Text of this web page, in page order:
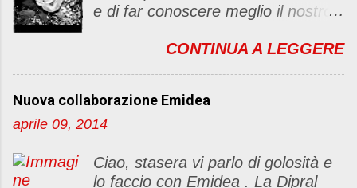
m
m
t
o
e di far conoscere meglio il nostro
un "party" dell'amicizia .... Mi
post, ma anche di sentimenti ed
emozioni. Non siete obbligate a
avete il tempo bene, altrimenti no
problem. :D Le regole sono le
CONTINUA A LEGGERE
Nuova collaborazione Emidea
aprile 09, 2014
Ciao, stasera vi parlo di golosità e
lo faccio con Emidea . La Dipral